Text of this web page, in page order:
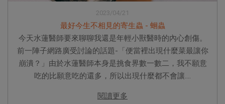
2023/04/21
最好今生不相見的寄生蟲 - 蛔蟲
今天水蓮醫師要來聊聊我還是年輕小獸醫時的內心創傷。
前一陣子網路廣受討論的話題-「便當裡出現什麼菜最讓你
崩潰？」由於水蓮醫師本身是挑食界數一數二，我不願意
吃的比願意吃的還多，所以出現什麼都不會讓....
閱讀更多